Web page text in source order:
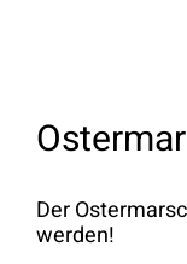
Über uns
Der
werden!